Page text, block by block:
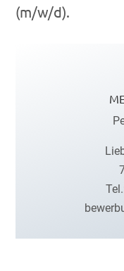
(m/w/d).